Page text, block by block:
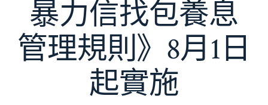
暴力信找包養息
管理規則》8月1日
起實施